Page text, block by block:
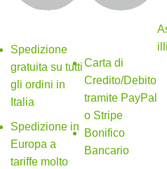
SPEDIZIONE
Spedizione
gratuita su tutti
gli ordini in
Italia
Spedizione in
Europa a
tariffe molto
Metodi di
Carta di
Credito/Debito
tramite PayPal
o Stripe
Bonifico
Bancario